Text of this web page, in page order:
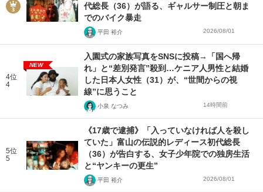
代総長（36）が語る、ギャルサー制圧と朝ま
でのバイク暴走
平田 裕介 2026/08/01
4位
4
NEW
入園式の家族写真をSNSに投稿→「国へ帰
れ」と“差別発言”殺到…ケニア人男性と結婚
した日本人女性（31）が、“世間からの視
線”に思うこと
小泉 なつみ 14時間前
5位
5
《17歳で逮捕》「入っていなければ人を殺し
ていた」富山の伝説的レディース初代総長
（36）が告白する、女子少年院での独房生活
と“ヤンキーの更生”
平田 裕介 2026/08/01